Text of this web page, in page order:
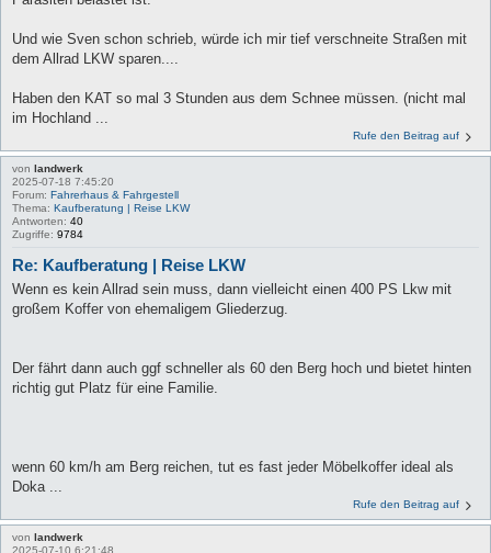
Und wie Sven schon schrieb, würde ich mir tief verschneite Straßen mit
dem Allrad LKW sparen....
Haben den KAT so mal 3 Stunden aus dem Schnee müssen. (nicht mal
im Hochland ...
Rufe den Beitrag auf
von landwerk
2025-07-18 7:45:20
Forum: Fahrerhaus & Fahrgestell
Thema: Kaufberatung | Reise LKW
Antworten: 40
Zugriffe: 9784
Re: Kaufberatung | Reise LKW
Wenn es kein Allrad sein muss, dann vielleicht einen 400 PS Lkw mit
großem Koffer von ehemaligem Gliederzug.
Der fährt dann auch ggf schneller als 60 den Berg hoch und bietet hinten
richtig gut Platz für eine Familie.
wenn 60 km/h am Berg reichen, tut es fast jeder Möbelkoffer ideal als
Doka ...
Rufe den Beitrag auf
von
landwerk